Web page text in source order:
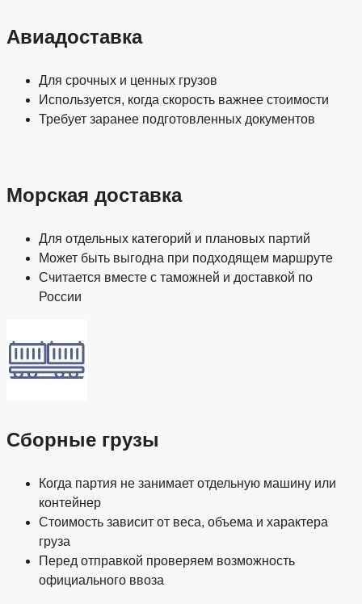
Авиадоставка
Для срочных и ценных грузов
Используется, когда скорость важнее стоимости
Требует заранее подготовленных документов
Морская доставка
Для отдельных категорий и плановых партий
Может быть выгодна при подходящем маршруте
Считается вместе с таможней и доставкой по
России
Сборные грузы
Когда партия не занимает отдельную машину или
контейнер
Стоимость зависит от веса, объема и характера
груза
Перед отправкой проверяем возможность
официального ввоза